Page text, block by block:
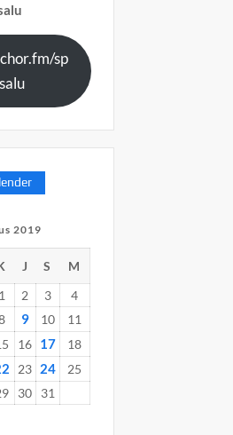
sp
2019
J S
M
1
2 3 4
9 10
11
16 17 18
23 24
25
30 31